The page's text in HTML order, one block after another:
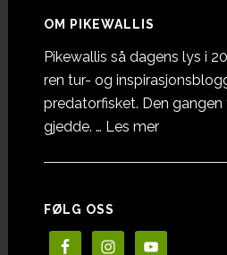
OM PIKEWALLIS
Pikewallis så dagens lys i
ren tur- og
predatorfisket. Den
gjedde. … Les meromOm
FØLG OSS